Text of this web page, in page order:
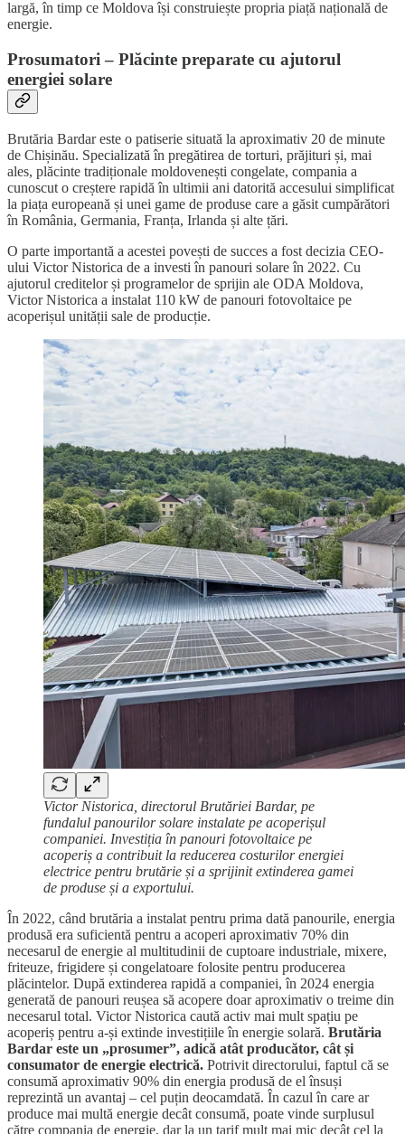
largă, în timp ce Moldova își construiește propria piață națională de
energie.
Prosumatori – Plăcinte preparate cu ajutorul
energiei solare
Brutăria Bardar este o patiserie situată la aproximativ 20 de minute
de Chișinău. Specializată în pregătirea de torturi, prăjituri și, mai
ales, plăcinte tradiționale moldovenești congelate, compania a
cunoscut o creștere rapidă în ultimii ani datorită accesului simplificat
la piața europeană și unei game de produse care a găsit cumpărători
în România, Germania, Franța, Irlanda și alte țări.
O parte importantă a acestei povești de succes a fost decizia CEO-
ului Victor Nistorica de a investi în panouri solare în 2022. Cu
ajutorul creditelor și programelor de sprijin ale ODA Moldova,
Victor Nistorica a instalat 110 kW de panouri fotovoltaice pe
acoperișul unității sale de producție.
Victor Nistorica, directorul Brutăriei Bardar, pe
fundalul panourilor solare instalate pe acoperișul
companiei. Investiția în panouri fotovoltaice pe
acoperiș a contribuit la reducerea costurilor energiei
electrice pentru brutărie și a sprijinit extinderea gamei
de produse și a exportului.
În 2022, când brutăria a instalat pentru prima dată panourile, energia
produsă era suficientă pentru a acoperi aproximativ 70% din
necesarul de energie al multitudinii de cuptoare industriale, mixere,
friteuze, frigidere și congelatoare folosite pentru producerea
plăcintelor. După extinderea rapidă a companiei, în 2024 energia
generată de panouri reușea să acopere doar aproximativ o treime din
necesarul total. Victor Nistorica caută activ mai mult spațiu pe
acoperiș pentru a-și extinde investițiile în energie solară. Brutăria
Bardar este un „prosumer”, adică atât producător, cât și
consumator de energie electrică. Potrivit directorului, faptul că se
consumă aproximativ 90% din energia produsă de el însuși
reprezintă un avantaj – cel puțin deocamdată. În cazul în care ar
produce mai multă energie decât consumă, poate vinde surplusul
către compania de energie, dar la un tarif mult mai mic decât cel la